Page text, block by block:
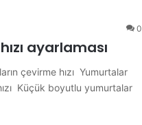
0
ayarlaması
çevirme hızı Yumurtalar
Küçük boyutlu yumurtalar